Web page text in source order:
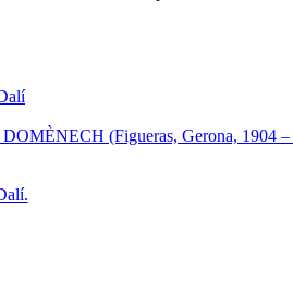
(Figueras, Gerona, 1904 –